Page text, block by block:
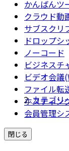
かんばんツ
クラウド動
サブスクリ
ドロップシ
ノーコード
ビジネスチ
ビデオ会議
ファイル転
ホスティン
会員管理シ
閉じる
カテゴリ